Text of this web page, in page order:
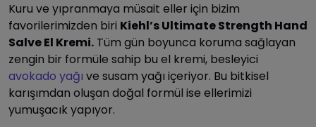
Kuru ve yıpranmaya müsait eller için bizim
favorilerimizden biri Kiehl’s Ultimate Strength Hand
Salve El Kremi. Tüm gün boyunca koruma sağlayan
zengin bir formüle sahip bu el kremi, besleyici
avokado yağı ve susam yağı içeriyor. Bu bitkisel
karışımdan oluşan doğal formül ise ellerimizi
yumuşacık yapıyor.